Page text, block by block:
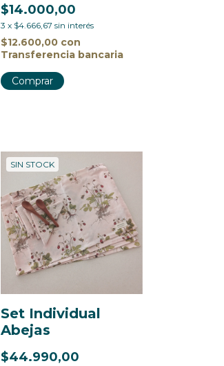
$14.000,00
3 x $4.666,67 sin interés
$12.600,00 con
Transferencia bancaria
SIN STOCK
Set Individual
Abejas
$44.990,00